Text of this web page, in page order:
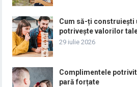
Cum să-ți construiești
potrivește valorilor
29 iulie 2026
Complimentele
pară forțate